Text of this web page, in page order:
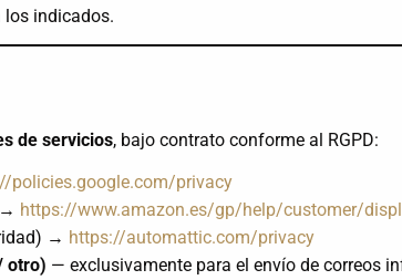
los indicados.
de servicios, bajo contrato conforme al RGPD:
policies.google.com/privacy
https://www.amazon.es/gp/help/customer/
→ https://automattic.com/privacy
otro) — exclusivamente para el envío de correos